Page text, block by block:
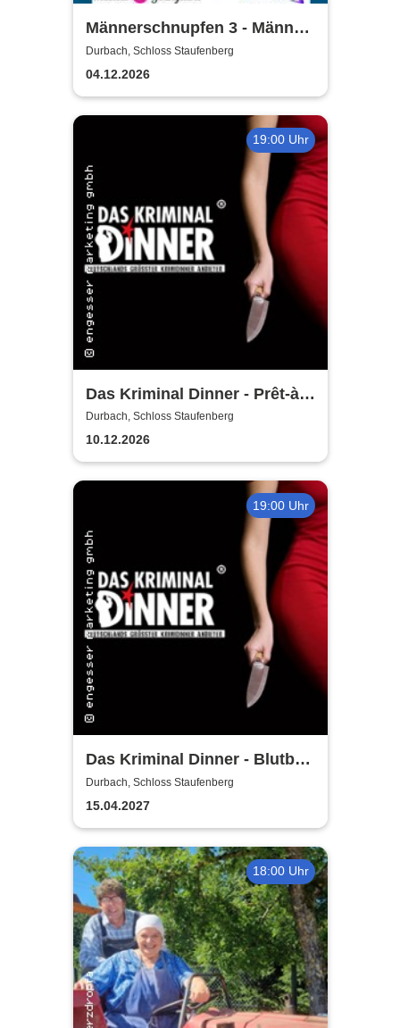
Männerschnupfen 3 - Männer,
Technik, Migräne & KI
Durbach, Schloss Staufenberg
04.12.2026
19:00 Uhr
Das Kriminal Dinner - Prêt-à-
morter - Der letzte Schrei
Durbach, Schloss Staufenberg
10.12.2026
19:00 Uhr
Das Kriminal Dinner - Blutbad
im Gemeinderat
Durbach, Schloss Staufenberg
15.04.2027
18:00 Uhr